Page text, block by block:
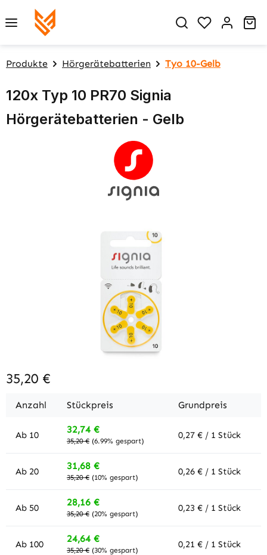
Zum Hauptinhalt springen
Du hast 0
Produkte Hörgerätebatterien Tyo 10-Gelb
120x Typ 10 PR70 Signia
Hörgerätebatterien - Gelb
35,20 €
Anzahl Stückpreis Grundpreis
Ab 10 32,74 €
35,20 € (6.99% gespart)
0,27 € / 1 Stück
Ab 20 31,68 €
35,20 € (10% gespart)
0,26 € / 1 Stück
Ab 50 28,16 €
35,20 € (20% gespart)
0,23 € / 1 Stück
Ab 100 24,64 €
35,20 € (30% gespart)
0,21 € / 1 Stück